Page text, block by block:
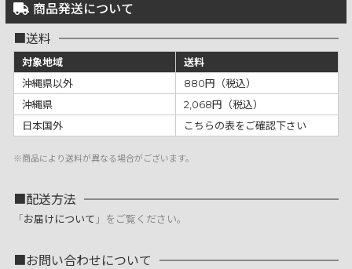
商品発送について
送料
対象地域
送料
沖縄県以外
880円（税込）
沖縄県
2,068円（税込）
日本国外
こちらの表をご確認下さい
※商品により送料が異なる場合がございます。
配送方法
「お届けについて 」をご覧ください。
お問い合わせについて